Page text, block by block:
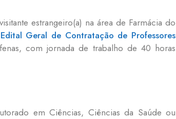
estrangeiro(a) na área de Farmácia do
Edital Geral de Contratação de Professores
com jornada de trabalho de 40 horas
em Ciências, Ciências da Saúde ou